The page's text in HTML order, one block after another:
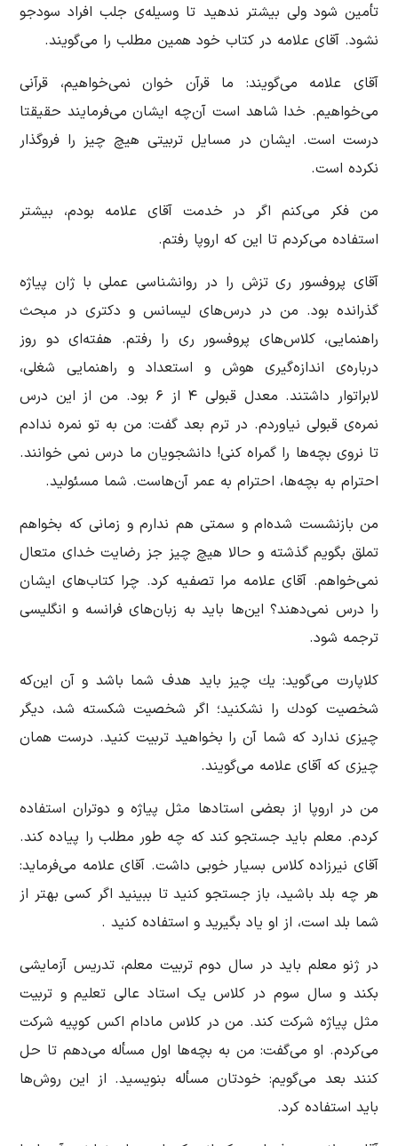
تأمین شود ولی بیشتر ندهید تا وسیله‌ی جلب افراد سود‌جو
نشود. آقای علامه در كتاب خود همین مطلب را می‌گویند.
آقای علامه می‌گویند: ما قرآن خوان نمی‌خواهیم، قرآنی
می‌خواهیم. خدا شاهد است آن‌چه ایشان می‌فرمایند حقیقتا
درست است. ایشان در مسایل تربیتی هیچ چیز را فروگذار
نكرده است.
من فكر می‌كنم اگر در خدمت آقای علامه بودم، بیشتر
استفاده می‌كردم تا این‌ که اروپا رفتم.
آقای پروفسور ری تزش را در روانشناسی عملی با ژان پیاژه
گذرانده بود. من در درس‌های لیسانس و دكتری در مبحث
راهنمایی، كلاس‌های پروفسور ری را رفتم. هفته‌ای دو روز
درباره‌ی اندازه‌گیری هوش و استعداد و راهنمایی شغلی،
لابراتوار داشتند. معدل قبولی ۴ از ۶ بود. من از این درس
نمره‌ی قبولی نیاوردم. در ترم بعد گفت: من به تو نمره ندادم
تا نروی بچه‌ها را گمراه كنی! دانشجویان ما درس نمی خوانند.
احترام به‌ بچه‌ها، احترام به عمر آن‌هاست. شما مسئولید.
من بازنشست شده‌ام و سمتی هم ندارم و زمانی که بخواهم
تملق‌ بگویم گذشته و حالا هیچ چیز جز رضایت خدای متعال
نمی‌خواهم. آقای علامه مرا تصفیه كرد. چرا كتاب‌های ایشان
را درس نمی‌دهند؟ این‌ها باید به زبان‌های فرانسه و انگلیسی
ترجمه شود.
كلاپارت می‌گوید: یك چیز باید هدف شما باشد و آن این‌که
شخصیت كودك را نشكنید؛ اگر شخصیت شكسته شد، دیگر
چیزی ندارد که شما آن را بخواهید تربیت كنید. درست همان
چیزی كه آقای علامه می‌گویند.
من در اروپا از بعضی استاد‌ها مثل پیاژه و دوتران استفاده
كردم. معلم باید جستجو كند كه چه طور مطلب را پیاده كند.
آقای نیرزاده كلاس بسیار خوبی داشت. آقای علامه می‌فرماید:
هر چه بلد باشید، باز جستجو كنید تا ببینید اگر كسی بهتر از
شما بلد است، از او یاد بگیرید و استفاده كنید .
در ژنو معلم باید در سال دوم تربیت معلم، تدریس آزمایشی
بكند و سال سوم در كلاس یک استاد عالی تعلیم و تربیت
مثل پیاژه شركت كند. من در كلاس مادام اكس كوپیه شركت
می‌كردم. او می‌گفت: من به بچه‌ها اول مسأله می‌دهم تا حل
كنند بعد می‌گویم: خودتان مسأله بنویسید. از این روش‌ها
باید استفاده كرد.